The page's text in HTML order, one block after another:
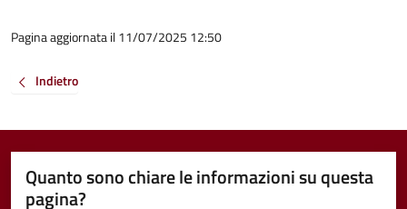
Pagina aggiornata il 11/07/2025 12:50
Indietro
Quanto sono chiare le informazioni su questa
pagina?